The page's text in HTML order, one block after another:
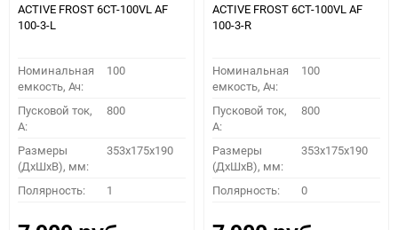
ПОДОБРАТЬ
ACTIVE FROST 6СТ-100VL АF
100-3-L
Номинальная
емкость, Ач:
100
Пусковой ток,
A:
800
Размеры
(ДхШхВ), мм:
353x175x190
Полярность: 1
ACTIVE FROST 6СТ-100VL АF
100-3-R
Номинальная
емкость, Ач:
100
Пусковой ток,
A:
800
Размеры
(ДхШхВ), мм:
353x175x190
Полярность: 0